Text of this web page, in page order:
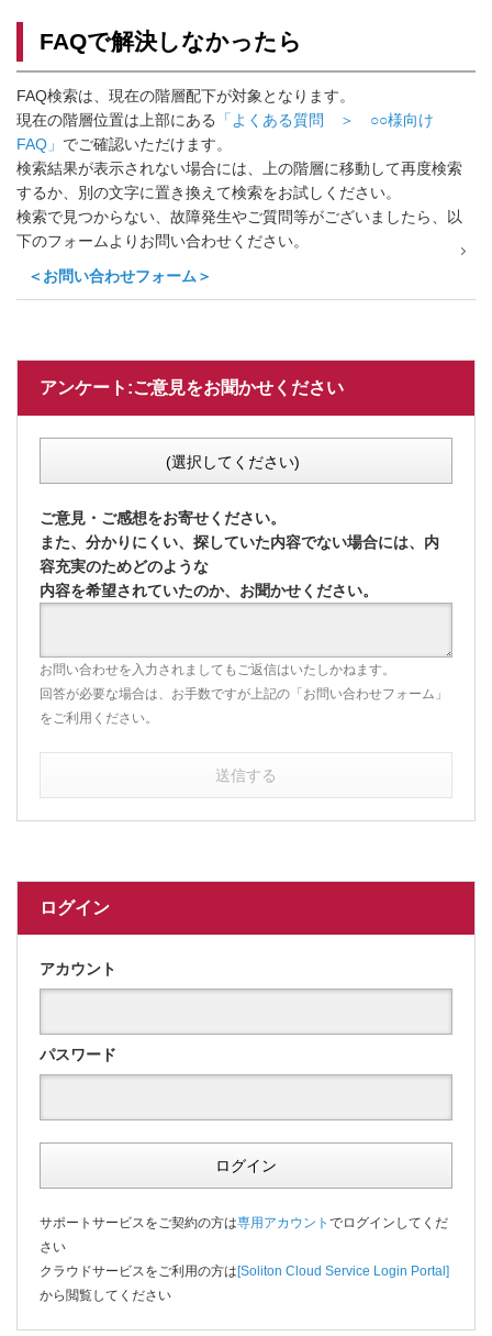
FAQで解決しなかったら
FAQ検索は、現在の階層配下が対象となります。
現在の階層位置は上部にある
「よくある質問 ＞ ○○様向け
FAQ」 でご確認いただけます。
検索結果が表示されない場合には、上の階層に移動して再度検索
するか、別の文字に置き換えて検索をお試しください。
検索で見つからない、故障発生やご質問等がございましたら、以
下のフォームよりお問い合わせください。
＜お問い合わせフォーム＞
アンケート:ご意見をお聞かせください
(選択してください)
ご意見・ご感想をお寄せください。
また、分かりにくい、探していた内容でない場合には、内
容充実のためどのような
内容を希望されていたのか、お聞かせください。
お問い合わせを入力されましてもご返信はいたしかねます。
回答が必要な場合は、お手数ですが上記の「お問い合わせフォーム」
をご利用ください。
送信する
ログイン
アカウント
パスワード
ログイン
サポートサービスをご契約の方は専用アカウント でログインしてくだ
さい
クラウドサービスをご利用の方は[Soliton Cloud Service Login Portal]
から閲覧してください